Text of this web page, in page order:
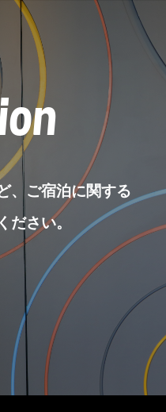
、ご宿泊に関する
ださい。